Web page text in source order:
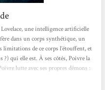
une intelligence artificielle
dans un corps synthétique, un
limitations de ce corps l’étouffent, et
?) qui elle est. À ses côtés, Poivre la
lutte avec ses propres démons :
IA...